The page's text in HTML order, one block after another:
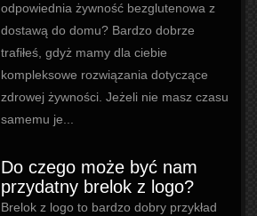
odpowiednia żywność bezglutenowa z
dostawą do domu? Bardzo dobrze
trafiłeś, gdyż mamy dla ciebie
kompleksowe rozwiązania dotyczące
zdrowej żywności. Jeżeli nie masz czasu
samemu je...
Do czego może być nam
przydatny brelok z logo?
Brelok z logo to bardzo dobry przykład